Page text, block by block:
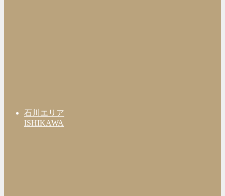
石川エリア
ISHIKAWA